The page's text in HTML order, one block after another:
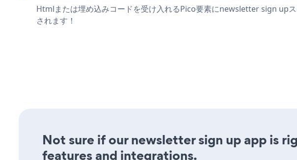
Htmlまたは埋め込みコードを受け入れるPico要素にnewsletter sign up
されます！
Not sure if our newsletter sign up app is
features and integrations.